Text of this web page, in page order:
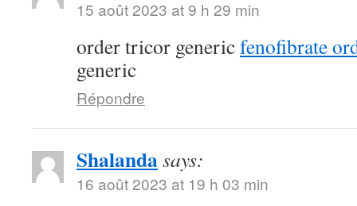
15 août 2023 at 9 h 29 min
order tricor genericfenofibrate
generic
Répondre
Shalandasays:
16 août 2023 at 19 h 03 min